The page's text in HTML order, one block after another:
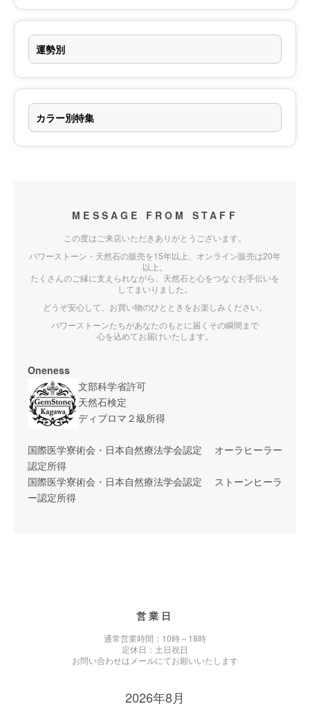
運勢別
カラー別特集
MESSAGE FROM STAFF
この度はご来店いただきありがとうございます。
パワーストーン・天然石の販売を15年以上、オンライン販売は20年
以上。
たくさんのご縁に支えられながら、天然石と心をつなぐお手伝いを
してまいりました。
どうぞ安心して、お買い物のひとときをお楽しみください。
パワーストーンたちがあなたのもとに届くその瞬間まで
心を込めてお届けいたします。
Oneness
文部科学省許可
天然石検定
ディプロマ２級所得
国際医学寮術会・日本自然療法学会認定 オーラヒーラー
認定所得
国際医学寮術会・日本自然療法学会認定 ストーンヒーラ
ー認定所得
営業日
通常営業時間：10時～18時
定休日：土日祝日
お問い合わせはメールにてお願いいたします
2026年8月